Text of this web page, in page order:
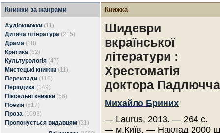
Книжки за жанрами
Аудіокнижки (11)
Дитяча література (215)
Драма (18)
Критика (62)
Культурологія (47)
Мистецькі книжки (11)
Переклади (116)
Періодика (149)
Піксельні книжки (56)
Поезія (517)
Проза (1098)
Пропонується видавцям (21)
Книжка
Шидеври
вкраїнської
літератури :
Хрестоматія
доктора Падлючча
Михайло Бриних
— Laurus, 2013. — 264 с.
— м.Київ. — Наклад 2000